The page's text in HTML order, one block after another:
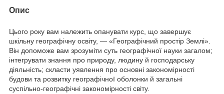
Опис
Цього року вам належить опанувати курс, що завершує
шкільну географічну освіту, — «Географічний простір Землі».
Він допоможе вам зрозуміти суть географічної науки загалом;
інтегрувати знання про природу, людину й господарську
діяльність; скласти уявлення про основні закономірності
будови та розвитку географічної оболонки й загальні
суспільно-географічні закономірності світу.